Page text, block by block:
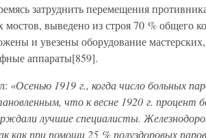
затруднить перемещения
выведено из строя 70 % общего
и увезены оборудование
аппараты[859].
«Осенью 1919 г., когда число больных
что к весне 1920 г. процент
лучшие специалисты.
как при помощи 25 % полуздоровых